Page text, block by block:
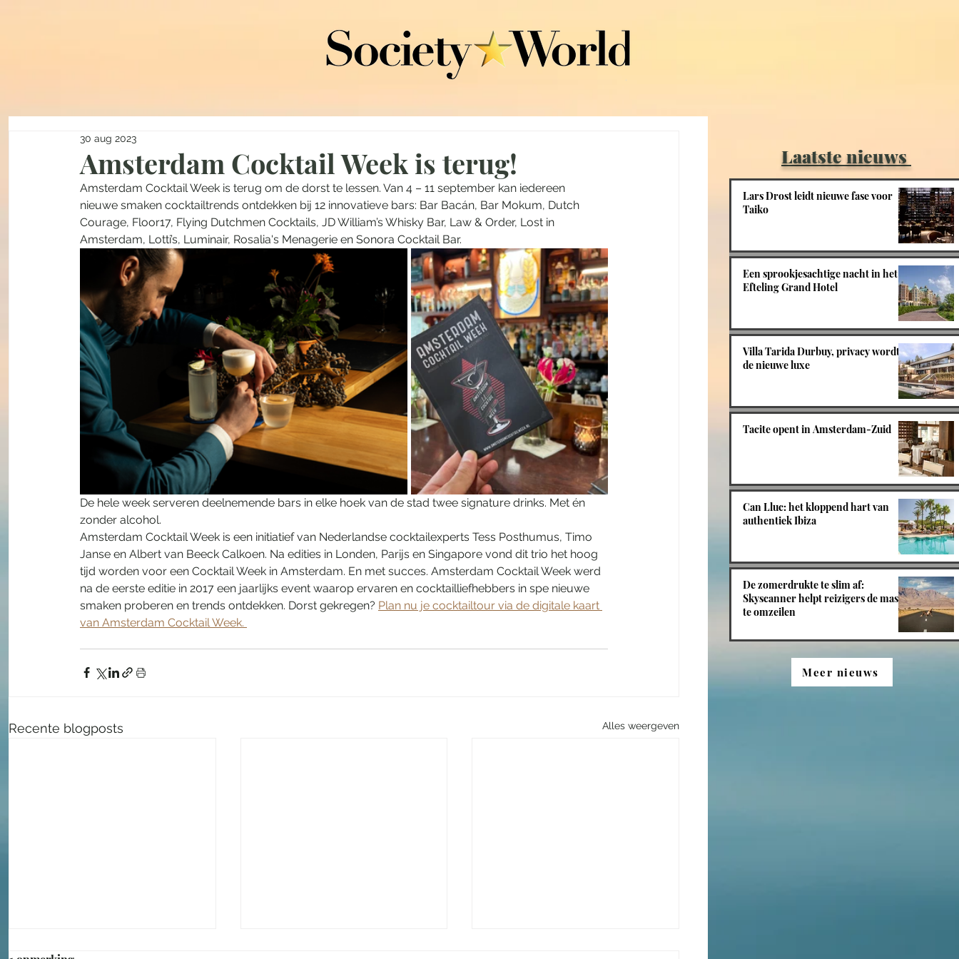
Amsterdam Cocktail Week is terug!
30 aug 2023
Amsterdam Cocktail Week is terug om de dorst te lessen. Van 4 – 11 september kan iedereen
nieuwe smaken cocktailtrends ontdekken bij 12 innovatieve bars: Bar Bacán, Bar Mokum, Dutch
Courage, Floor17, Flying Dutchmen Cocktails, JD William’s Whisky Bar, Law & Order, Lost in
Amsterdam, Lotti’s, Luminair, Rosalia's Menagerie en Sonora Cocktail Bar.
De hele week serveren deelnemende bars in elke hoek van de stad twee signature drinks. Met én
zonder alcohol.
Amsterdam Cocktail Week is een initiatief van Nederlandse cocktailexperts Tess Posthumus, Timo
Janse en Albert van Beeck Calkoen. Na edities in Londen, Parijs en Singapore vond dit trio het hoog
tijd worden voor een Cocktail Week in Amsterdam. En met succes. Amsterdam Cocktail Week werd
na de eerste editie in 2017 een jaarlijks event waarop ervaren en cocktailliefhebbers in spe nieuwe
smaken proberen en trends ontdekken. Dorst gekregen? Plan nu je cocktailtour via de digitale kaart
van Amsterdam Cocktail Week.
Recente blogposts Alles weergeven
Laatste nieuws
Lars Drost leidt nieuwe fase voor
Taiko
Een sprookjesachtige nacht in het
Efteling Grand Hotel
Villa Tarida Durbuy, privacy wordt
de nieuwe luxe
Tacite opent in Amsterdam-Zuid
Can Lluc: het kloppend hart van
authentiek Ibiza
De zomerdrukte te slim af:
Skyscanner helpt reizigers de massa
te omzeilen
Meer nieuws